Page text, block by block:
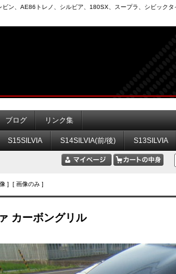
ン、AE86トレノ、シルビア、180SX、スープラ、シビック
ブログ リンク集
S15SILVIA S14SILVIA(前/後) S13SILVIA
] [ 画像のみ ]
カーボングリル